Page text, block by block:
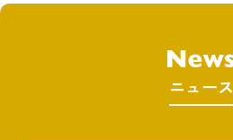
ニュース